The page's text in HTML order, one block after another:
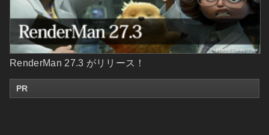
RenderMan 27.3 がリリース！
PR